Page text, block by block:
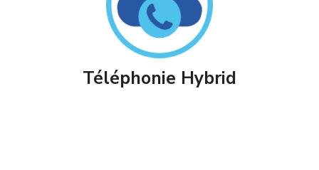
Téléphonie Hybrid